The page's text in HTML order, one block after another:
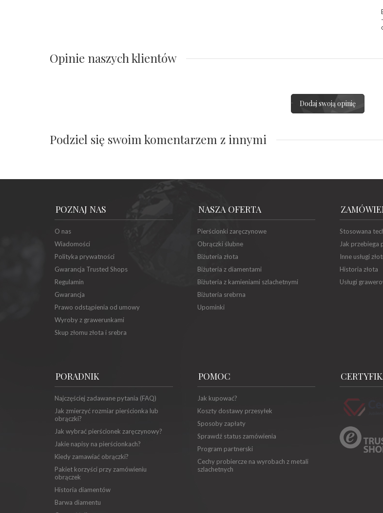
Opinie naszych klientów
Dodaj swoją opinię
Podziel się swoim komentarzem z innymi
POZNAJ NAS
O nas
Wiadomości
Polityka prywatności
Gwarancja Trusted Shops
Regulamin
Gwarancja
Prawo odstąpienia od umowy
Wyroby z grawerunkami
Skup złomu złota i srebra
NASZA OFERTA
Pierścionki zaręczynowe
Obrączki ślubne
Biżuteria złota
Biżuteria z diamentami
Biżuteria z kamieniami szlachetnymi
Biżuteria srebrna
Upominki
Stosowana
Jak przebiega
Inne usługi
Historia złota
Usługi
PORADNIK
Najczęściej zadawane pytania (FAQ)
Jak zmierzyć rozmiar pierścionka lub
obrączki?
Jak wybrać pierścionek zaręczynowy?
Jakie napisy na pierścionkach?
Kiedy zamawiać obrączki?
Pakiet korzyści przy zamówieniu
obrączek
Historia diamentów
Barwa diamentu
POMOC
Jak kupować?
Koszty dostawy przesyłek
Sposoby zapłaty
Sprawdź status zamówienia
Program partnerski
Cechy probiercze na wyrobach z metali
szlachetnych